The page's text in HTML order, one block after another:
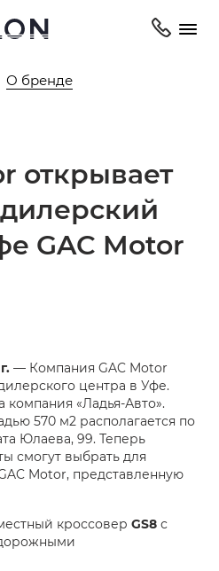
О бренде
открывает
GAC Motor
— Компания GAC Motor
центра в Уфе.
«Ладья-Авто».
570 м2 располагается по
Юлаева, 99. Теперь
смогут выбрать для
Motor, представленную
кроссовер GS8 с